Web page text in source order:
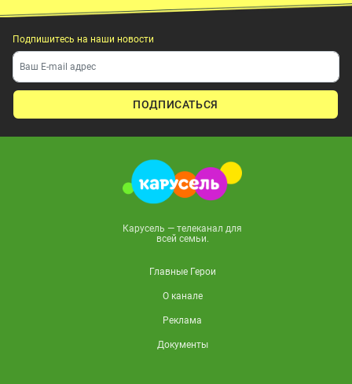
Подпишитесь на наши новости
ПОДПИСАТЬСЯ
Карусель — телеканал для
всей семьи.
Главные Герои
О канале
Реклама
Документы